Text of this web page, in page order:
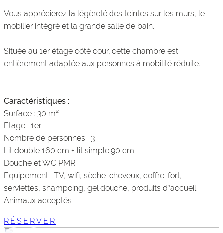
Vous apprécierez la légèreté des teintes sur les murs, le
mobilier intégré et la grande salle de bain.
Située au 1er étage côté cour, cette chambre est
entièrement adaptée aux personnes à mobilité réduite.
Caractéristiques :
Surface : 30 m²
Etage : 1er
Nombre de personnes : 3
Lit double 160 cm + lit simple 90 cm
Douche et WC PMR
Equipement : TV, wifi, sèche-cheveux, coffre-fort,
serviettes, shampoing, gel douche, produits d’accueil
Animaux acceptés
RÉSERVER